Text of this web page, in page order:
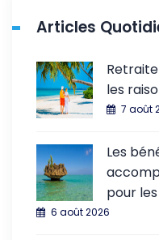
Articles
les
7 août
Les
pour
6 août 2026